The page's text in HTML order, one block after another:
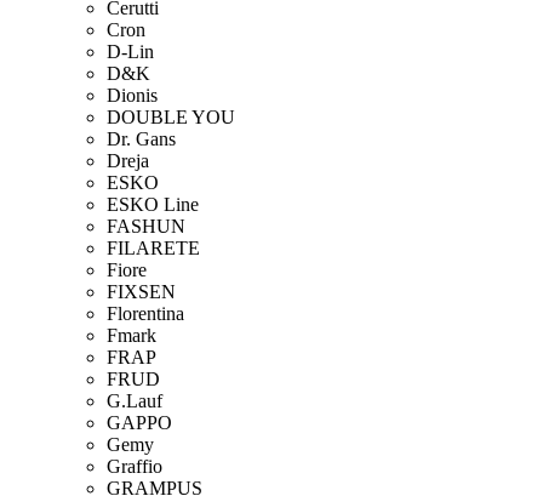
Cerutti
Cron
D-Lin
D&K
Dionis
DOUBLE YOU
Dr. Gans
Dreja
ESKO
ESKO Line
FASHUN
FILARETE
Fiore
FIXSEN
Florentina
Fmark
FRAP
FRUD
G.Lauf
GAPPO
Gemy
Graffio
GRAMPUS